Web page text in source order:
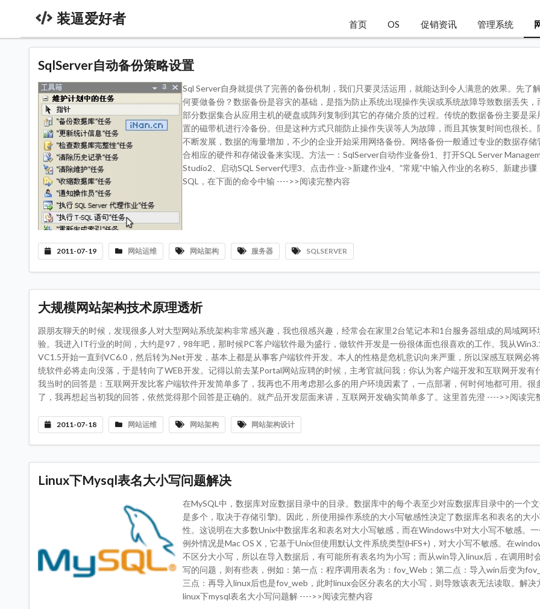
装逼爱好者 首页 OS 促销资讯 管理系统
SqlServer自动备份策略设置
Sql Server自身就提供了完善的备份机制，我们只要灵活运用，就能达到令人满意的效果。先了
何要做备份？数据备份是容灾的基础，是指为防止系统出现操作失误或系统故障导致数据丢失，
部分数据集合从应用主机的硬盘或阵列复制到其它的存储介质的过程。传统的数据备份主要是采
置的磁带机进行冷备份。但是这种方式只能防止操作失误等人为故障，而且其恢复时间也很长。
不断发展，数据的海量增加，不少的企业开始采用网络备份。网络备份一般通过专业的数据存储
合相应的硬件和存储设备来实现。方法一：SqlServer自动作业备份1、打开SQL Server
Studio2、启动SQL Server代理3、点击作业->新建作业4、”常规”中输入作业的名称5、新建步骤
SQL，在下面的命令中输 ---->>阅读完整内容
2011-07-19 网站运维 网站架构 服务器 SQLSERVER
大规模网站架构技术原理透析
跟朋友聊天的时候，发现很多人对大型网站系统架构非常感兴趣，我也很感兴趣，经常会在家里2台笔记本和1台服务器组成的局域网环
验。我进入IT行业的时间，大约是97，98年吧，那时候PC客户端软件最为盛行，做软件开发是一份很体面也很喜欢的工作。我从
VC1.5开始一直到VC6.0，然后转为.Net开发，基本上都是从事客户端软件开发。本人的性格是危机意识向来严重，所以深感互联网必
统软件必将走向没落，于是转向了WEB开发。记得以前去某Portal网站应聘的时候，主考官就问我：你认为客户端开发和互联网开发有
我当时的回答是：互联网开发比客户端软件开发简单多了，我再也不用考虑那么多的用户环境因素了，一点部署，何时何地都可用。很
了，我再想起当初我的回答，依然觉得那个回答是正确的。就产品开发层面来讲，互联网开发确实简单多了。这里首先澄 ---->>阅读完
2011-07-18 网站运维 网站架构 网站架构设计
Linux下Mysql表名大小写问题解决
在MySQL中，数据库对应数据目录中的目录。数据库中的每个表至少对应数据库目录中的一个
是多个，取决于存储引擎)。因此，所使用操作系统的大小写敏感性决定了数据库名和表名的大
性。这说明在大多数Unix中数据库名和表名对大小写敏感，而在Windows中对大小写不敏感。
例外情况是Mac OS X，它基于Unix但使用默认文件系统类型(HFS+)，对大小写不敏感。在
不区分大小写，所以在导入数据后，有可能所有表名均为小写；而从win导入linux后，在调用时
写的问题，则有些表，例如：第一点：程序调用表名为：fov_Web；第二点：导入win后变为
三点：再导入linux后也是fov_web，此时linux会区分表名的大小写，则导致该表无法读取。解决
linux下mysql表名大小写问题解 ---->>阅读完整内容